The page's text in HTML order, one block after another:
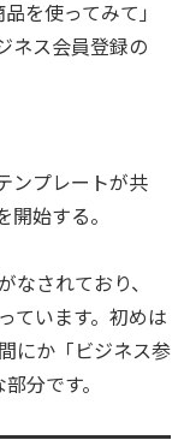
を使ってみて」
ネス会員登録の
ンプレートが共
始する。
なされており、
ています。初めは
にか「ビジネス参
分です。